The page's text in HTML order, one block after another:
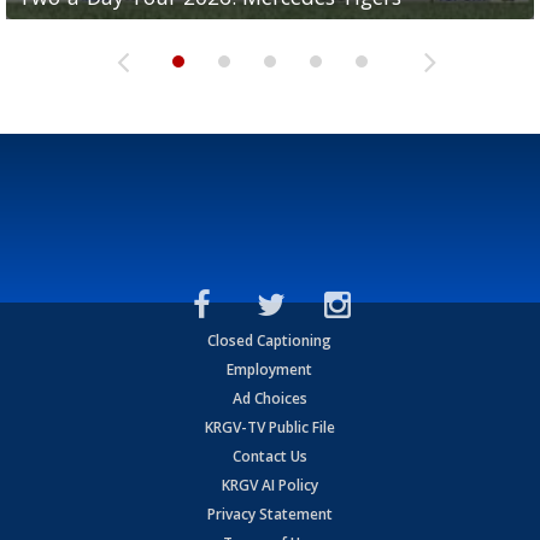
Closed Captioning
Employment
Ad Choices
KRGV-TV Public File
Contact Us
KRGV AI Policy
Privacy Statement